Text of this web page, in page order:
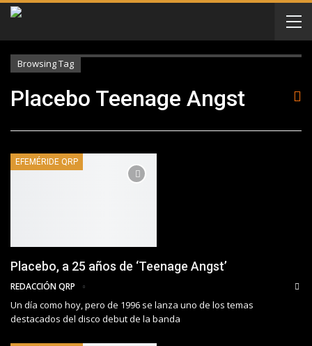
Browsing Tag
Placebo Teenage Angst
EFEMÉRIDE QRP
Placebo, a 25 años de ‘Teenage Angst’
REDACCIÓN QRP
Un día como hoy, pero de 1996 se lanza uno de los temas
destacados del disco debut de la banda